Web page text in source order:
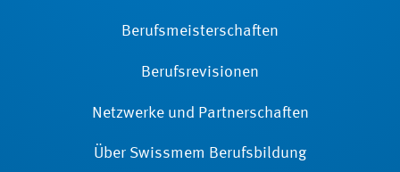
Berufsmeisterschaften
Berufsrevisionen
Netzwerke und Partnerschaften
Über Swissmem Berufsbildung